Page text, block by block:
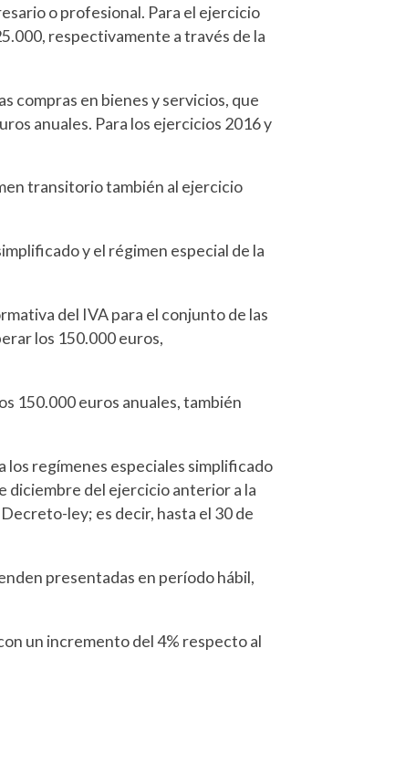
o profesional. Para el ejercicio
respectivamente a través de la
compras en bienes y servicios, que
anuales. Para los ejercicios 2016 y
transitorio también al ejercicio
y el régimen especial de la
del IVA para el conjunto de las
los 150.000 euros,
150.000 euros anuales, también
los regímenes especiales simplificado
diciembre del ejercicio anterior a la
ley; es decir, hasta el 30 de
presentadas en período hábil,
un incremento del 4% respecto al